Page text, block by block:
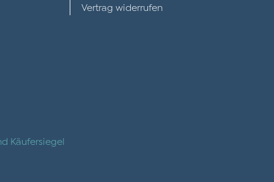
Vertrag widerrufen